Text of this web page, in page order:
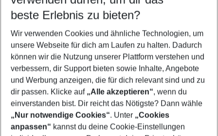
5-8 Nächte
2 Erwachsene Keine Kinder
Mehr Filter anzeigen
Footer
beste Erlebnis zu bieten?
Wir verwenden Cookies und ähnliche Technologien, um
unsere Webseite für dich am Laufen zu halten. Dadurch
können wir die Nutzung unserer Plattform verstehen und
verbessern, dir Support bieten sowie Inhalte, Angebote
und Werbung anzeigen, die für dich relevant sind und zu
dir passen. Klicke auf „Alle akzeptieren“, wenn du
einverstanden bist. Dir reicht das Nötigste? Dann wähle
„Nur notwendige Cookies“. Unter „Cookies
anpassen“ kannst du deine Cookie-Einstellungen